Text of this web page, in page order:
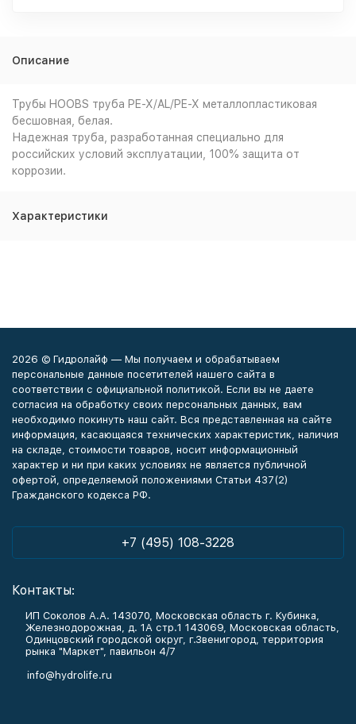
Описание
Трубы HOOBS труба PE-X/AL/PE-X металлопластиковая
бесшовная, белая.
Надежная труба, разработанная специально для
российских условий эксплуатации, 100% защита от
коррозии.
Характеристики
2026 © Гидролайф — Мы получаем и обрабатываем
персональные данные посетителей нашего сайта в
соответствии с официальной политикой. Если вы не даете
согласия на обработку своих персональных данных, вам
необходимо покинуть наш сайт. Вся представленная на сайте
информация, касающаяся технических характеристик, наличия
на складе, стоимости товаров, носит информационный
характер и ни при каких условиях не является публичной
офертой, определяемой положениями Статьи 437(2)
Гражданского кодекса РФ.
+7 (495) 108-3228
Контакты:
ИП Соколов А.А. 143070, Московская область г. Кубинка,
Железнодорожная, д. 1А стр.1 143069, Московская область,
Одинцовский городской округ, г.Звенигород, территория
рынка "Маркет", павильон 4/7
info@hydrolife.ru